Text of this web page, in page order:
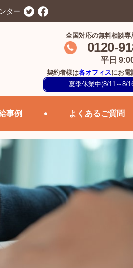
ター
全国対応の無料相談専
0120-
平日
契約者様は各オフィスにお電
夏季休業中(8/11～8/
事例 よくあるご質問